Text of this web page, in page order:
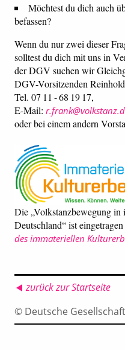
Möchtest du dich auch
befassen?
Wenn du nur zwei dieser
solltest du dich mit uns in
der DGV suchen wir
DGV-Vorsitzenden
Tel. 07 11 - 68 19 17,
E-Mail:
oder bei einem andern
Die „Volkstanzbewegung
Deutschland“ ist
des immateriellen
zurück zur Startseite
© Deutsche